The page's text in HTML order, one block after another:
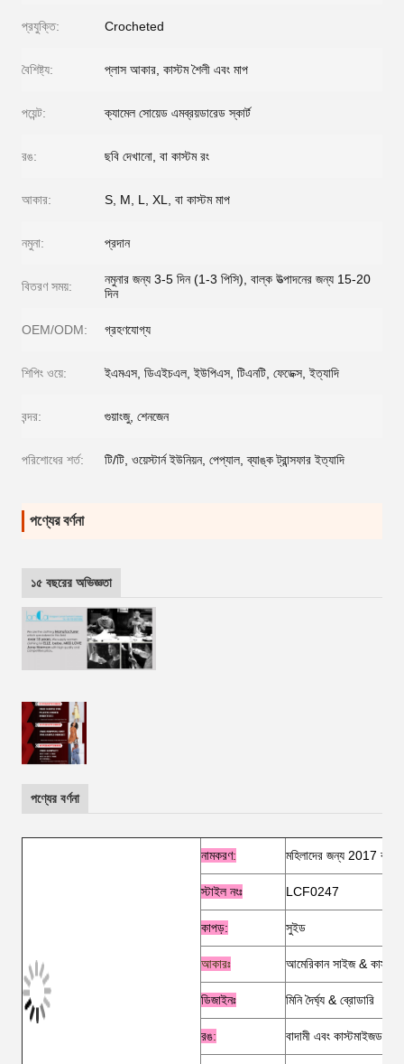
প্রযুক্তি: Crocheted
বৈশিষ্ট্য: প্লাস আকার, কাস্টম শৈলী এবং মাপ
পয়েন্ট: ক্যামেল সোয়েড এমব্রয়ডারেড স্কার্ট
রঙ: ছবি দেখানো, বা কাস্টম রং
আকার: S, M, L, XL, বা কাস্টম মাপ
নমুনা: প্রদান
বিতরণ সময়:
নমুনার জন্য 3-5 দিন (1-3 পিসি), বাল্ক উত্পাদনের জন্য 15-20
দিন
OEM/ODM: গ্রহণযোগ্য
শিপিং ওয়ে: ইএমএস, ডিএইচএল, ইউপিএস, টিএনটি, ফেডেক্স, ইত্যাদি
বন্দর: গুয়াংজু, শেনজেন
পরিশোধের শর্ত: টি/টি, ওয়েস্টার্ন ইউনিয়ন, পেপ্যাল, ব্যাঙ্ক ট্রান্সফার ইত্যাদি
পণ্যের বর্ণনা
১৫ বছরের অভিজ্ঞতা
পণ্যের বর্ণনা
নামকরণ: মহিলাদের জন্য 2017
স্টাইল নংঃ LCF0247
কাপড়: সুইড
আকারঃ আমেরিকান সাইজ &
ডিজাইনঃ মিনি দৈর্ঘ্য & ব্রোডারি
রঙ: বাদামী এবং কাস্টমাইজড